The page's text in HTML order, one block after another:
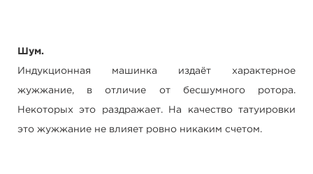
Шум.
Индукционная машинка издаёт характерное
жужжание, в отличие от бесшумного ротора.
Некоторых это раздражает. На качество татуировки
это жужжание не влияет ровно никаким счетом.